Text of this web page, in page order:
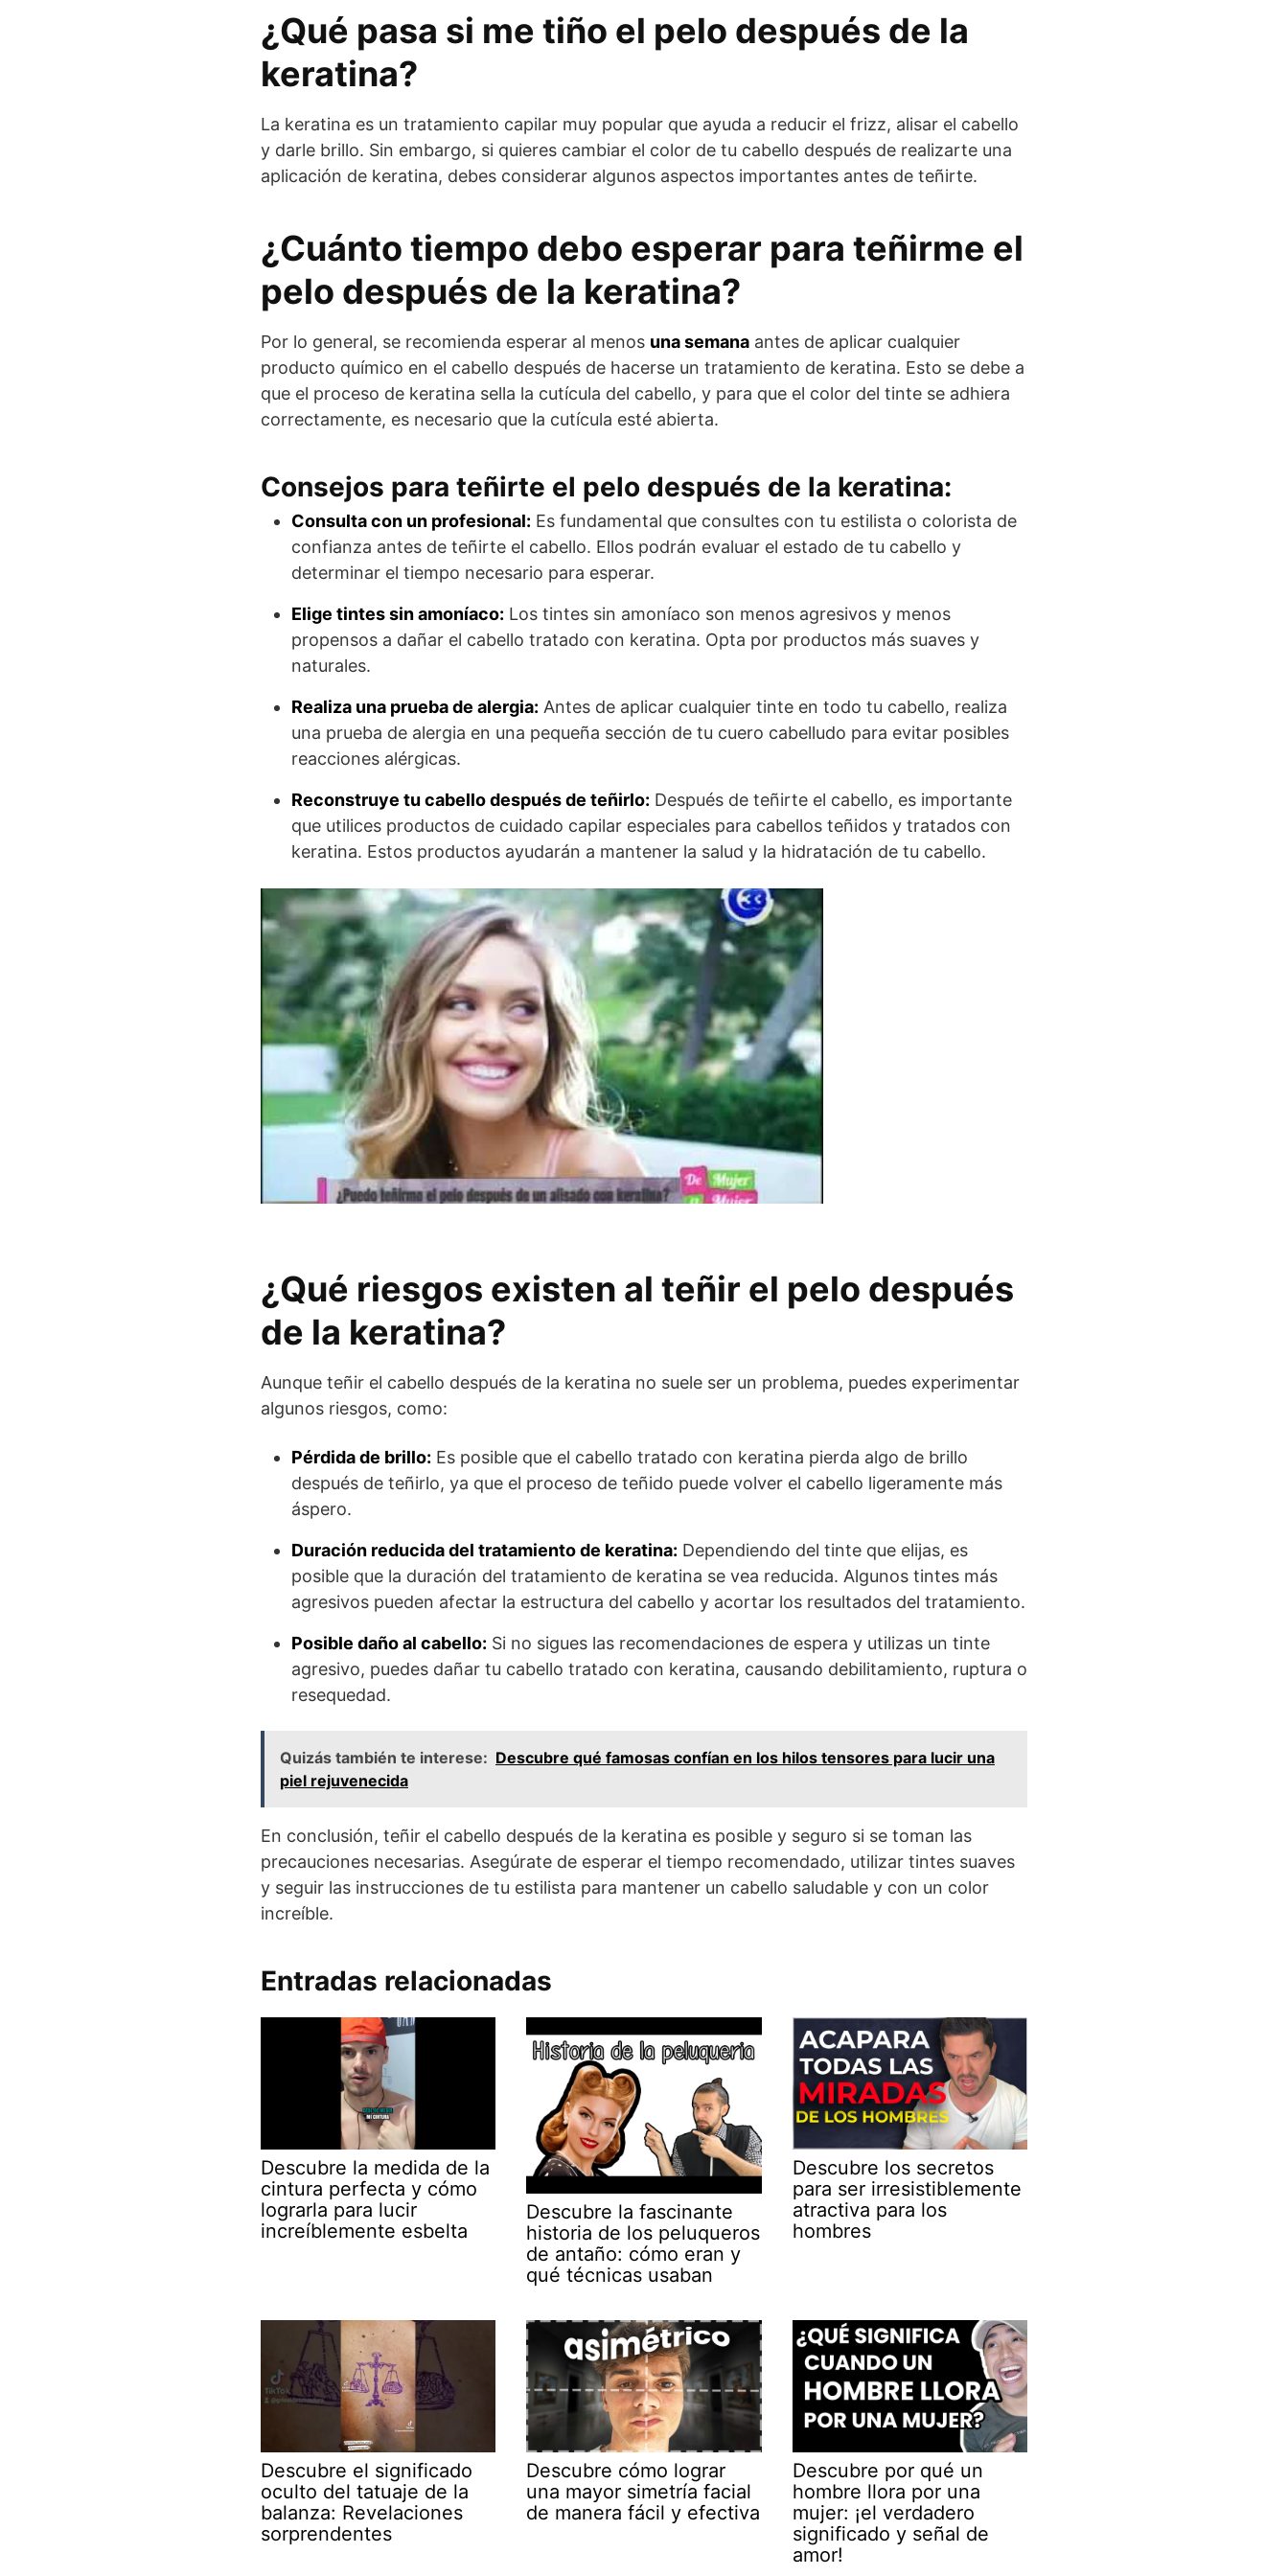
¿Qué pasa si me tiño el pelo después de la
keratina?
La keratina es un tratamiento capilar muy popular que ayuda a reducir el frizz, alisar el cabello
y darle brillo. Sin embargo, si quieres cambiar el color de tu cabello después de realizarte una
aplicación de keratina, debes considerar algunos aspectos importantes antes de teñirte.
¿Cuánto tiempo debo esperar para teñirme el
pelo después de la keratina?
Por lo general, se recomienda esperar al menos una semana antes de aplicar cualquier
producto químico en el cabello después de hacerse un tratamiento de keratina. Esto se debe a
que el proceso de keratina sella la cutícula del cabello, y para que el color del tinte se adhiera
correctamente, es necesario que la cutícula esté abierta.
Consejos para teñirte el pelo después de la keratina:
Consulta con un profesional: Es fundamental que consultes con tu estilista o colorista de
confianza antes de teñirte el cabello. Ellos podrán evaluar el estado de tu cabello y
determinar el tiempo necesario para esperar.
Elige tintes sin amoníaco: Los tintes sin amoníaco son menos agresivos y menos
propensos a dañar el cabello tratado con keratina. Opta por productos más suaves y
naturales.
Realiza una prueba de alergia: Antes de aplicar cualquier tinte en todo tu cabello, realiza
una prueba de alergia en una pequeña sección de tu cuero cabelludo para evitar posibles
reacciones alérgicas.
Reconstruye tu cabello después de teñirlo: Después de teñirte el cabello, es importante
que utilices productos de cuidado capilar especiales para cabellos teñidos y tratados con
keratina. Estos productos ayudarán a mantener la salud y la hidratación de tu cabello.
¿Qué riesgos existen al teñir el pelo después
de la keratina?
Aunque teñir el cabello después de la keratina no suele ser un problema, puedes experimentar
algunos riesgos, como:
Pérdida de brillo: Es posible que el cabello tratado con keratina pierda algo de brillo
después de teñirlo, ya que el proceso de teñido puede volver el cabello ligeramente más
áspero.
Duración reducida del tratamiento de keratina: Dependiendo del tinte que elijas, es
posible que la duración del tratamiento de keratina se vea reducida. Algunos tintes más
agresivos pueden afectar la estructura del cabello y acortar los resultados del tratamiento.
Posible daño al cabello: Si no sigues las recomendaciones de espera y utilizas un tinte
agresivo, puedes dañar tu cabello tratado con keratina, causando debilitamiento, ruptura o
resequedad.
Quizás también te interese: Descubre qué famosas confían en los hilos tensores para lucir una
piel rejuvenecida
En conclusión, teñir el cabello después de la keratina es posible y seguro si se toman las
precauciones necesarias. Asegúrate de esperar el tiempo recomendado, utilizar tintes suaves
y seguir las instrucciones de tu estilista para mantener un cabello saludable y con un color
increíble.
Entradas relacionadas
Descubre la medida de la
cintura perfecta y cómo
lograrla para lucir
increíblemente esbelta
Descubre la fascinante
historia de los peluqueros
de antaño: cómo eran y
qué técnicas usaban
Descubre los secretos
para ser irresistiblemente
atractiva para los
hombres
Descubre el significado
oculto del tatuaje de la
balanza: Revelaciones
sorprendentes
Descubre cómo lograr
una mayor simetría facial
de manera fácil y efectiva
Descubre por qué un
hombre llora por una
mujer: ¡el verdadero
significado y señal de
amor!